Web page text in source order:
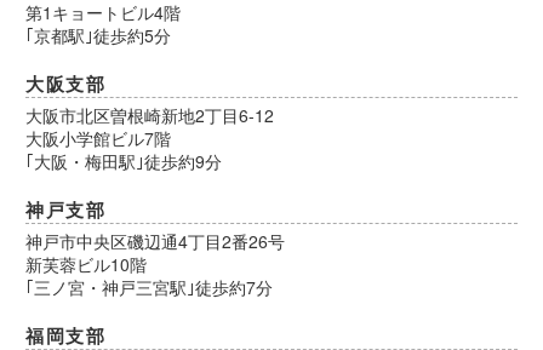
第1キョートビル4階
｢京都駅｣徒歩約5分
大阪支部
大阪市北区曽根崎新地2丁目6-12
大阪小学館ビル7階
｢大阪・梅田駅｣徒歩約9分
神戸支部
神戸市中央区磯辺通4丁目2番26号
新芙蓉ビル10階
｢三ノ宮・神戸三宮駅｣徒歩約7分
福岡支部